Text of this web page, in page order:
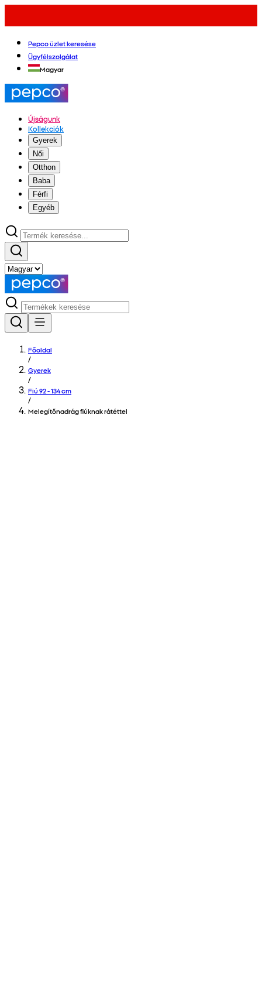
Pepco üzlet keresése
Ügyfélszolgálat
Magyar
Újságunk
Kollekciók
Gyerek
Női
Otthon
Baba
Férfi
Egyéb
Főoldal
/
Gyerek
/
Fiú 92 - 134 cm
/
Melegítőnadrág fiúknak rátéttel